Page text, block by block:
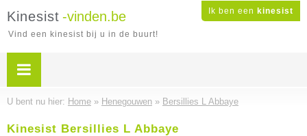
Ik ben een kinesist
Kinesist -vinden.be
Vind een kinesist bij u in de buurt!
U bent nu hier: Home » Henegouwen » Bersillies L Abbaye
Kinesist Bersillies L Abbaye